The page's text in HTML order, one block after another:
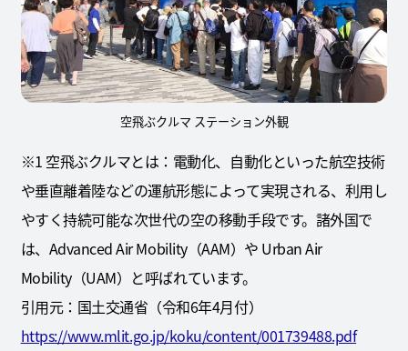
空飛ぶクルマ ステーション外観
※1 空飛ぶクルマとは：電動化、自動化といった航空技術
や垂直離着陸などの運航形態によって実現される、利用し
やすく持続可能な次世代の空の移動手段です。諸外国で
は、Advanced Air Mobility（AAM）や Urban Air
Mobility（UAM）と呼ばれています。
引用元：国土交通省（令和6年4月付）
https://www.mlit.go.jp/koku/content/001739488.pdf